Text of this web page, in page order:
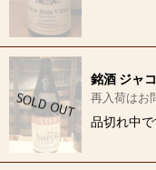
銘酒 ジャ
再入荷はお
品切れ中で